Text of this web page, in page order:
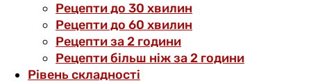
Рецепти до 30 хвилин
Рецепти до 60 хвилин
Рецепти за 2 години
Рецепти більш ніж за 2 години
Рівень складності